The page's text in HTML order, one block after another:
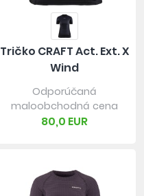
Tričko CRAFT Act. Ext. X
Wind
Odporúčaná
maloobchodná cena
80,0 EUR